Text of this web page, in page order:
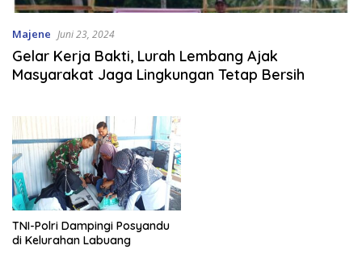
Majene Juni 23, 2024
Gelar Kerja Bakti, Lurah Lembang Ajak
Masyarakat Jaga Lingkungan Tetap Bersih
TNI-Polri Dampingi Posyandu
di Kelurahan Labuang